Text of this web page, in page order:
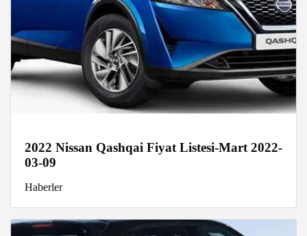
2022 Nissan Qashqai Fiyat Listesi-Mart 2022-
03-09
Haberler